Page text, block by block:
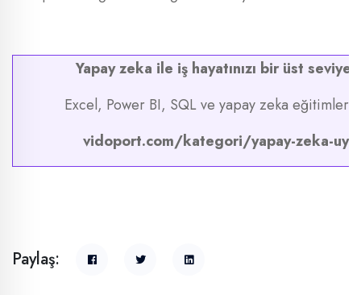
Yapay zeka ile iş hayatınızı bir üst
Excel, Power BI, SQL ve yapay zeka
vidoport.com/kategori/yapay-zeka-
Paylaş: